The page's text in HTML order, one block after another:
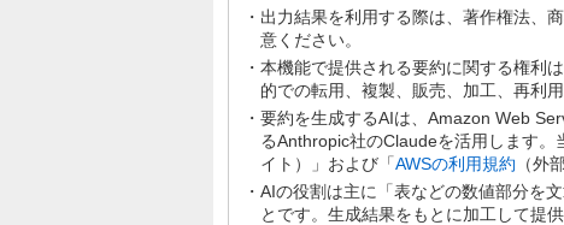
出力結果を利用する際は、著作権法、
意ください。
本機能で提供される要約に関する権利
的での転用、複製、販売、加工、再利
要約を生成するAIは、Amazon Web
るAnthropic社のClaudeを活用します。
イト）」および「AWSの利用規約 （外
AIの役割は主に「表などの数値部分を
とです。生成結果をもとに加工して提